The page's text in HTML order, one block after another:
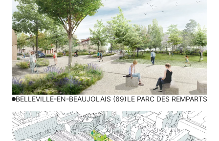
BELLEVILLE-EN-BEAUJOLAIS (69)LE PARC DES REMPARTS